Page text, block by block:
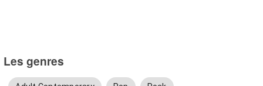
Les genres